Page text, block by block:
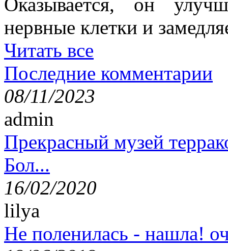
нервные клетки и
Читать все
Последние комментарии
08/11/2023
admin
Прекрасный музей
Бол...
16/02/2020
lilya
Не поленилась - нашла!